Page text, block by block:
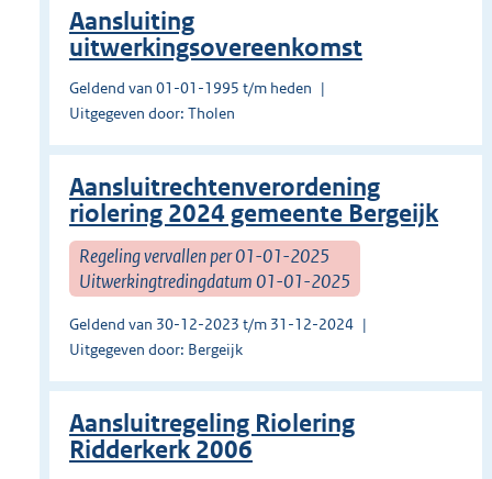
Aansluiting
uitwerkingsovereenkomst
Geldend van 01-01-1995 t/m heden
Uitgegeven door: Tholen
Aansluitrechtenverordening
riolering 2024 gemeente Bergeijk
Regeling vervallen per 01-01-2025
Uitwerkingtredingdatum 01-01-2025
Geldend van 30-12-2023 t/m 31-12-2024
Uitgegeven door: Bergeijk
Aansluitregeling Riolering
Ridderkerk 2006